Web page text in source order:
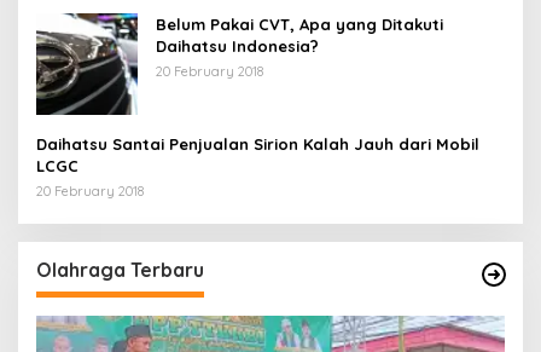
Belum Pakai CVT, Apa yang Ditakuti
Daihatsu Indonesia?
20 February 2018
Daihatsu Santai Penjualan Sirion Kalah Jauh dari Mobil
LCGC
20 February 2018
Olahraga Terbaru